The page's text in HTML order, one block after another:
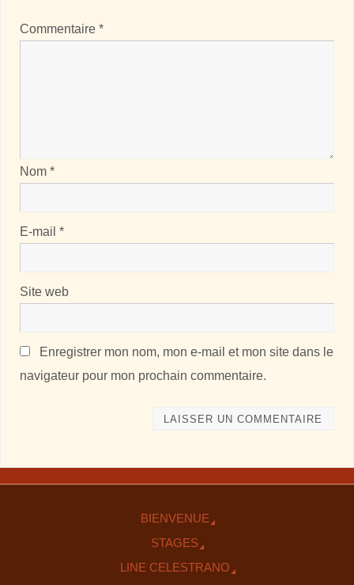
Commentaire*
Nom*
E-mail*
Site web
Enregistrer mon nom, mon e-mail et mon site dans le
navigateur pour mon prochain commentaire.
BIENVENUE
STAGES
LINE CELESTRANO